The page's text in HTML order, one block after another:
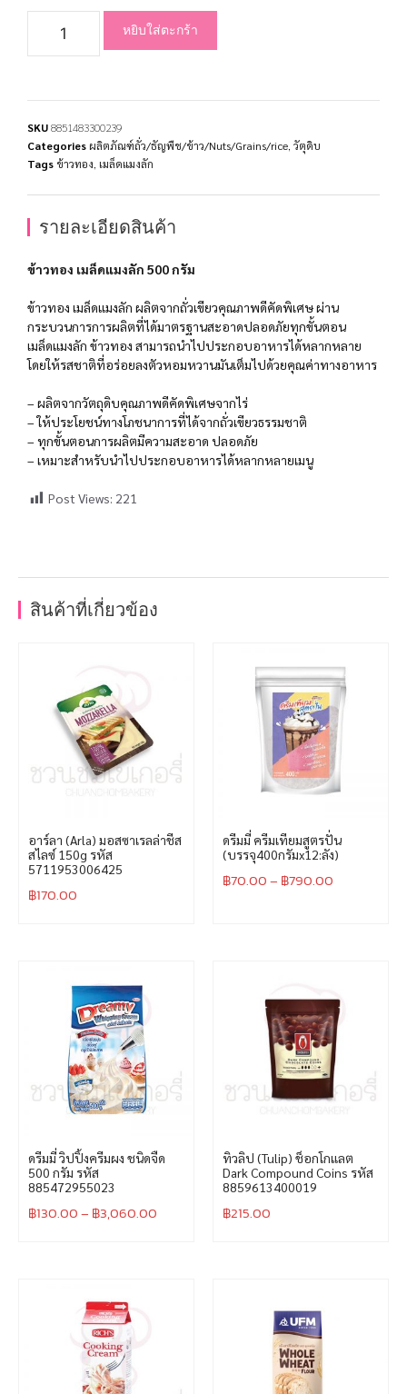
หยิบใส่ตะกร้า
SKU8851483300239
Categories ผลิตภัณฑ์ถั่ว/ธัญพืช/ข้าว/Nuts/Grains/rice วัตุดิบ
Tags ข้าวทอง เมล็ดแมงลัก
รายละเอียดสินค้า
ข้าวทอง เมล็ดแมงลัก 500 กรัม
ข้าวทอง เมล็ดแมงลัก ผลิตจากถั่วเขียวคุณภาพดีคัดพิเศษ ผ่าน
กระบวนการการผลิตที่ได้มาตรฐานสะอาดปลอดภัยทุกขั้นตอน
เมล็ดแมงลัก ข้าวทอง สามารถนำไปประกอบอาหารได้หลากหลาย
โดยให้รสชาติที่อร่อยลงตัวหอมหวานมันเต็มไปด้วยคุณค่าทางอาหาร
– ผลิตจากวัตถุดิบคุณภาพดีคัดพิเศษจากไร่
– ให้ประโยชน์ทางโภชนาการที่ได้จากถั่วเขียวธรรมชาติ
– ทุกขั้นตอนการผลิตมีความสะอาด ปลอดภัย
– เหมาะสำหรับนำไปประกอบอาหารได้หลากหลายเมนู
Post Views: 221
สินค้าที่เกี่ยวข้อง
อาร์ลา (Arla) มอสซาเรลล่าชีส
สไลซ์ 150g รหัส
5711953006425
฿170.00
ดรีมมี่ ครีมเทียมสูตรปั่น
(บรรจุ400กรัมx12:ลัง)
฿70.00– ฿790.00
ดรีมมี่ วิปปิ้งครีมผง ชนิดจืด
500 กรัม รหัส
885472955023
฿130.00– ฿3,060.00
ทิวลิป (Tulip) ช็อกโกแลต
Dark Compound Coins รหัส
8859613400019
฿215.00